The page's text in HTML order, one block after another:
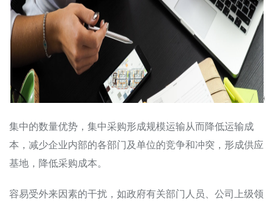
集中的数量优势，集中采购形成规模运输从而降低运输成
本，减少企业内部的各部门及单位的竞争和冲突，形成供应
基地，降低采购成本。
容易受外来因素的干扰，如政府有关部门人员、公司上级领